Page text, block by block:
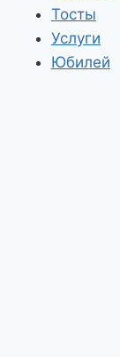
Тосты
Услуги
Юбилей